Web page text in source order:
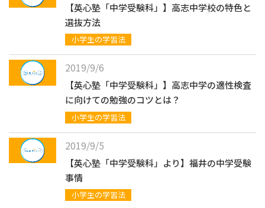
【英心塾「中学受験科」】高志中学校の特色と
選抜方法
小学生の学習法
2019/9/6
【英心塾「中学受験科」】高志中学の適性検査
に向けての勉強のコツとは？
小学生の学習法
2019/9/5
【英心塾「中学受験科」より】福井の中学受験
事情
小学生の学習法